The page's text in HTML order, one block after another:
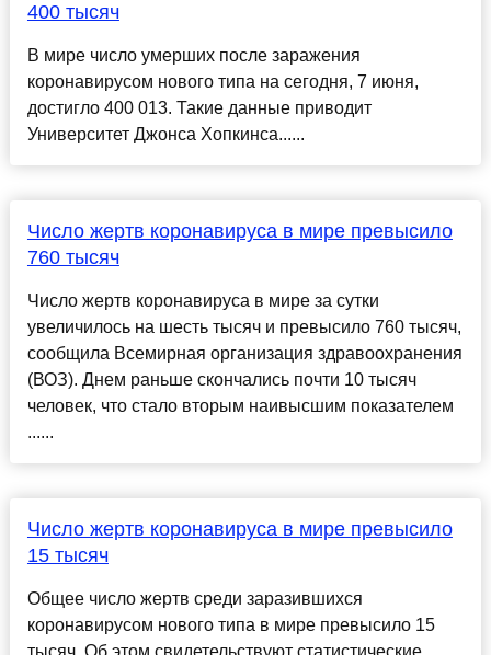
400 тысяч
В мире число умерших после заражения
коронавирусом нового типа на сегодня, 7 июня,
достигло 400 013. Такие данные приводит
Университет Джонса Хопкинса......
Число жертв коронавируса в мире превысило
760 тысяч
Число жертв коронавируса в мире за сутки
увеличилось на шесть тысяч и превысило 760 тысяч,
сообщила Всемирная организация здравоохранения
(ВОЗ). Днем раньше скончались почти 10 тысяч
человек, что стало вторым наивысшим показателем
......
Число жертв коронавируса в мире превысило
15 тысяч
Общее число жертв среди заразившихся
коронавирусом нового типа в мире превысило 15